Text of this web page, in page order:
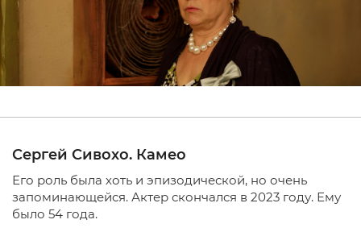
Сергей Сивохо. Камео
Его роль была хоть и эпизодической, но очень
запоминающейся. Актер скончался в 2023 году. Ему
было 54 года.